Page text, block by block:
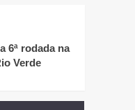
6ª rodada na
Verde